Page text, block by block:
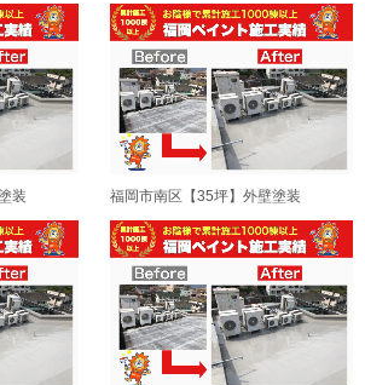
装 福岡市南区【35坪】外壁塗装